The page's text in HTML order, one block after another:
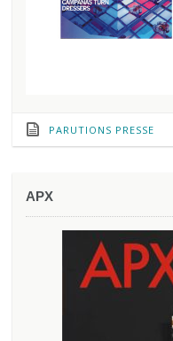
PARUTIONS PRESSE
APX